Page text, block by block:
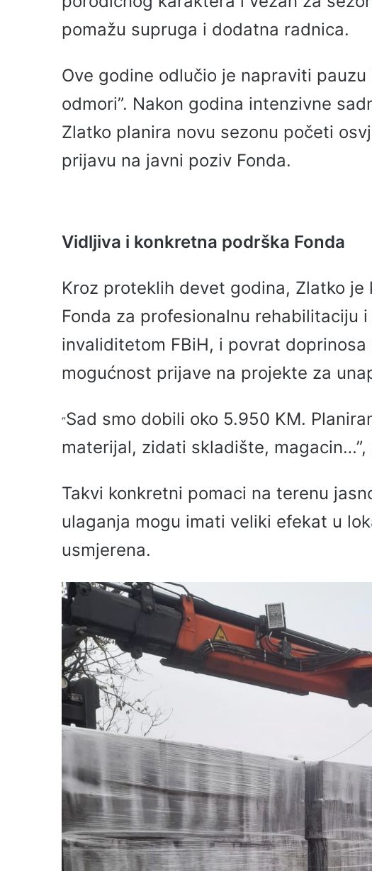
pomažu supruga i dodatna radnica.
Ove godine odlučio je napraviti
odmori”. Nakon godina intenzivne
Zlatko planira novu sezonu početi
prijavu na javni poziv Fonda.
Vidljiva i konkretna podrška Fonda
Kroz proteklih devet godina, Zlatko
Fonda za profesionalnu rehabilitaciju
invaliditetom FBiH, i povrat
mogućnost prijave na projekte za
“Sad smo dobili oko 5.950 KM.
materijal, zidati skladište, magacin…”,
Takvi konkretni pomaci na terenu
ulaganja mogu imati veliki efekat u
usmjerena.